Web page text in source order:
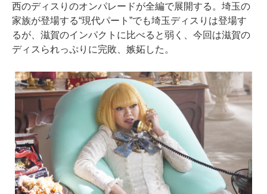
西のディスりのオンパレードが全編で展開する。埼玉の
家族が登場する“現代パート”でも埼玉ディスりは登場す
るが、滋賀のインパクトに比べると弱く、今回は滋賀の
ディスられっぷりに完敗、嫉妬した。